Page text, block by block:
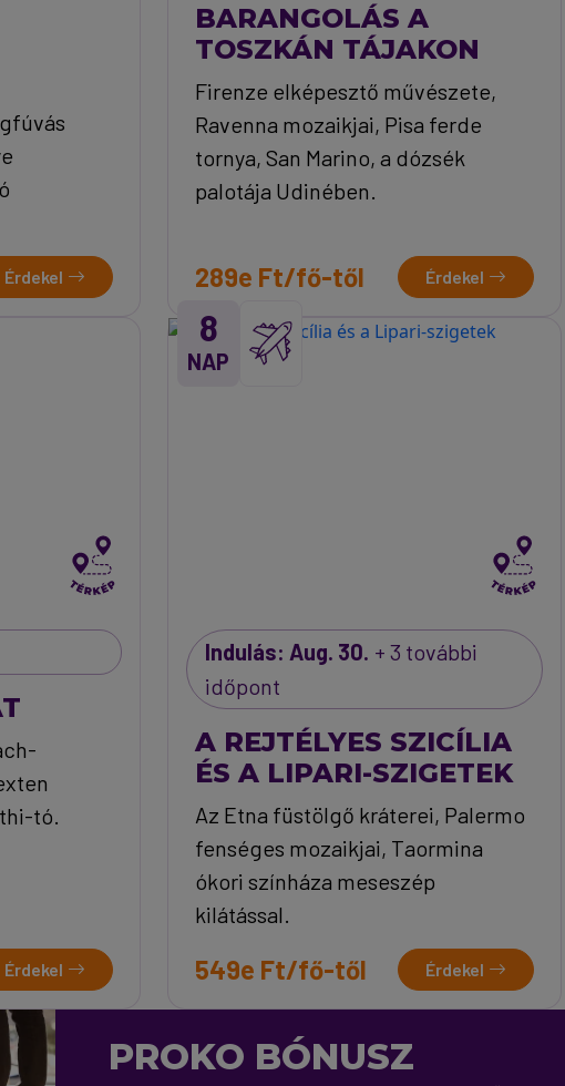
Érdekel
BARANGOLÁS A
TOSZKÁN TÁJAKON
Firenze elképesztő művészete,
Ravenna mozaikjai, Pisa ferde
tornya, San Marino, a dózsék
palotája Udinében.
289e Ft/fő-től Érdekel
tó.
Érdekel
8
NAP
Indulás: Aug. 30. + 3 további
időpont
A REJTÉLYES SZICÍLIA
ÉS A LIPARI-SZIGETEK
Az Etna füstölgő kráterei, Palermo
fenséges mozaikjai, Taormina
ókori színháza meseszép
kilátással.
549e Ft/fő-től Érdekel
PROKO BÓNUSZ